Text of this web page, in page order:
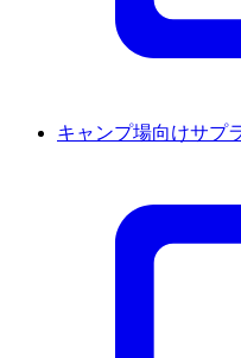
キャンプ場向けサプ